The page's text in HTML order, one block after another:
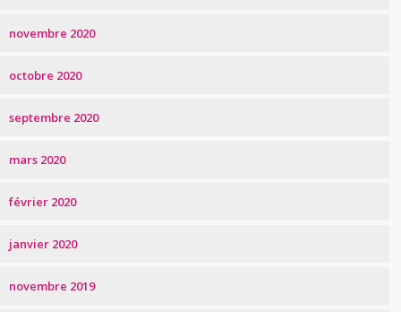
novembre 2020
octobre 2020
septembre 2020
mars 2020
février 2020
janvier 2020
novembre 2019